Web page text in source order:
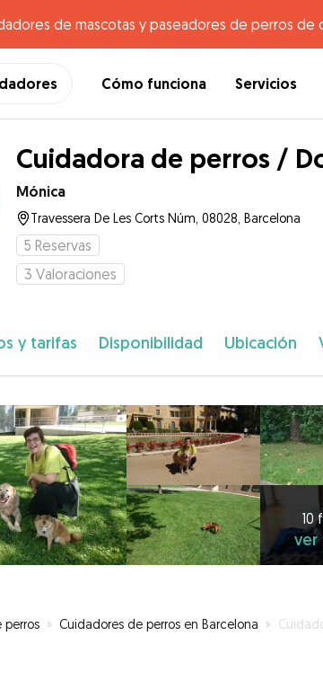
de mascotas y paseadores de perros de
Cómo funciona Servicios
Cuidadora de perros /
Mónica
Travessera De Les Corts Núm, 08028, Barcelona
5 Reservas
3 Valoraciones
y tarifas Disponibilidad Ubicación
10
perros » Cuidadores de perros en Barcelona » Cuidadora de